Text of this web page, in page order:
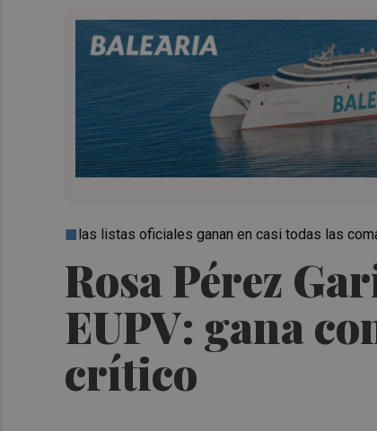
Rosa Pérez
EUPV: gana
crítico
las listas oficiales ganan en casi todas las